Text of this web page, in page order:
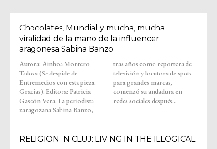
Chocolates, Mundial y mucha, mucha
viralidad de la mano de la influencer
aragonesa Sabina Banzo
Autora: Ainhoa Montero
Tolosa (Se despide de
Entremedios con esta pieza.
Gracias). Editora: Patricia
Gascón Vera. La periodista
zaragozana Sabina Banzo,
tras años como reportera de
televisión y locutora de spots
para grandes marcas,
comenzó su andadura en
redes sociales después...
RELIGION IN CLUJ: LIVING IN THE ILLOGICAL